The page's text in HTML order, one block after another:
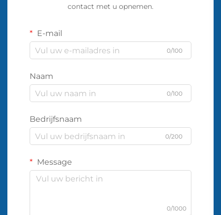
contact met u opnemen.
E-mail
0/100
Naam
0/100
Bedrijfsnaam
0/200
Message
0/1000